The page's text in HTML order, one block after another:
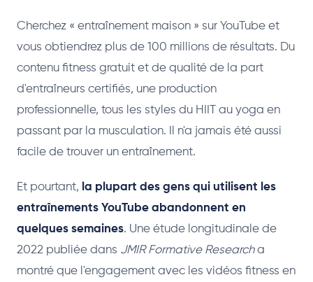
Cherchez « entraînement maison » sur YouTube et
vous obtiendrez plus de 100 millions de résultats. Du
contenu fitness gratuit et de qualité de la part
d'entraîneurs certifiés, une production
professionnelle, tous les styles du HIIT au yoga en
passant par la musculation. Il n'a jamais été aussi
facile de trouver un entraînement.
Et pourtant, la plupart des gens qui utilisent les
entraînements YouTube abandonnent en
quelques semaines. Une étude longitudinale de
2022 publiée dans JMIR Formative Researcha
montré que l'engagement avec les vidéos fitness en